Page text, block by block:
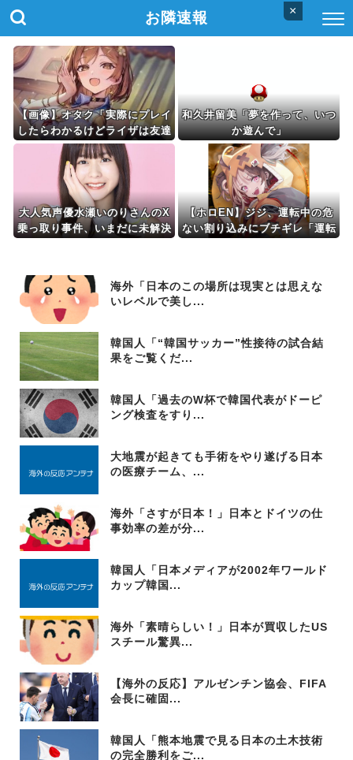
×
お隣速報
【画像】オタク「実際にプレイ
したらわかるけどライザは友達
って感じで性的な目では見れな
いｗ」←これ
和久井留美「夢を作って、いつ
か遊んで」
大人気声優水瀬いのりさんのX
乗っ取り事件、いまだに未解決
【ホロEN】ジジ、運転中の危
ない割り込みにブチギレ「運転
海外「日本のこの場所は現実とは思えな
いレベルで美し...
韓国人「“韓国サッカー”性接待の試合結
果をご覧くだ...
韓国人「過去のW杯で韓国代表がドーピ
ング検査をすり...
大地震が起きても手術をやり遂げる日本
の医療チーム、...
海外「さすが日本！」日本とドイツの仕
事効率の差が分...
韓国人「日本メディアが2002年ワールド
カップ韓国...
海外「素晴らしい！」日本が買収したUS
スチール驚異...
【海外の反応】アルゼンチン協会、FIFA
会長に確固...
韓国人「熊本地震で見る日本の土木技術
の完全勝利をご...